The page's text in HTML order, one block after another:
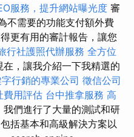
服務，提升網站曝光度 審
不需要的功能支付額外費
更有用的審計報告，讓您
行社護照代辦服務 全方位
，讓我介紹一下我精選的
行銷的專業公司 徵信公司
費用評估 台中推拿服務 高
我們進行了大量的測試和研
括基本和高級解決方案以